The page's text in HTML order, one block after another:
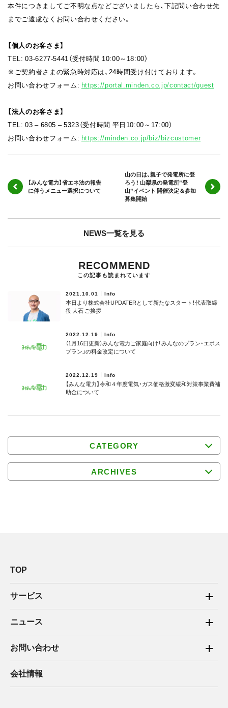
本件につきましてご不明な点などございましたら、下記問い合わせ先
までご遠慮なくお問い合わせください。
【個人のお客さま】
TEL: 03-6277-5441（受付時間 10:00～18:00）
※ご契約者さまの緊急時対応は、24時間受け付けております。
お問い合わせフォーム: https://portal.minden.co.jp/contact/guest
【法人のお客さま】
TEL:03 – 6805 – 5323（受付時間 平日10:00～17:00）
お問い合わせフォーム: https://minden.co.jp/biz/bizcustomer
【みんな電力】省エネ法の報告
に伴うメニュー選択について
山の日は、親子で発電所に登
ろう！ 山梨県の発電所”登
山”イベント 開催決定＆参加
募集開始
NEWS一覧を見る
RECOMMEND
この記事も読まれています
2021.10.01 Info
本日より株式会社UPDATERとして新たなスタート！代表取締
役 大石 ご挨拶
2022.12.19 Info
（1月16日更新）みんな電力ご家庭向け「みんなのプラン・エポス
プラン」の料金改定について
2022.12.19 Info
【みんな電力】令和４年度電気・ガス価格激変緩和対策事業費補
助⾦について
CATEGORY
ARCHIVES
TOP
サービス
ご家庭向け電力サービス
法人向け脱炭素サービス
住宅用太陽光売電 卒FIT
ニュース
2025年
2024年
お問い合わせ
ご家庭向け電力サービス・卒FIT電気の売電
法人向け脱炭素サービス・新電力向けサービス
会社情報